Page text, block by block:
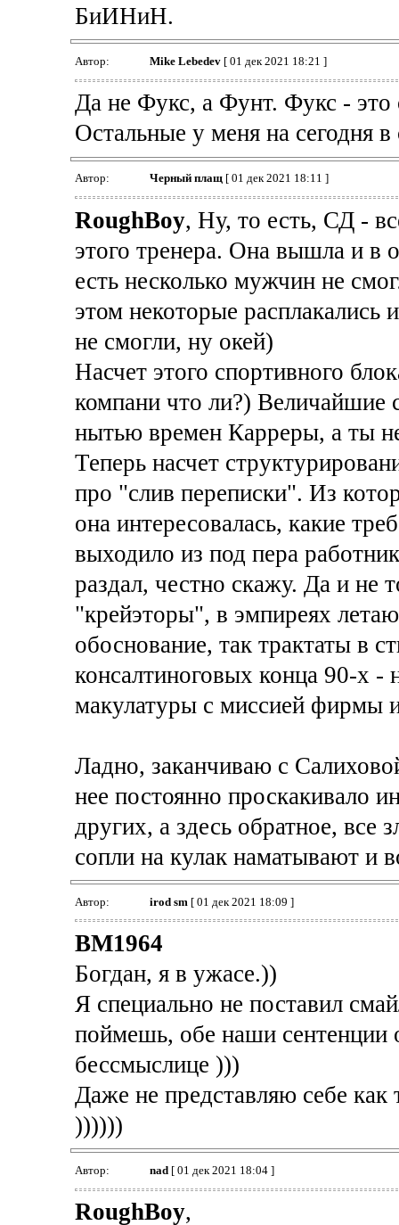
БиИНиН.
Автор: Mike Lebedev[ 01 дек 2021 18:21 ]
Да не Фукс, а Фунт. Фукс - это
Остальные у меня на сегодня
Автор: Черный плащ[ 01 дек 2021 18:11 ]
RoughBoy, Ну, то есть, СД -
этого тренера. Она вышла и в
есть несколько мужчин не
этом некоторые расплакались
не смогли, ну окей)
Насчет этого спортивного
компани что ли?)
нытью времен Карреры, а ты
Теперь насчет
про "слив переписки". Из
она интересовалась, какие
выходило из под пера
раздал, честно скажу. Да и не
"крейэторы", в эмпиреях
обоснование, так трактаты в
консалтиноговых конца 90-х -
макулатуры с миссией фирмы
Ладно, заканчиваю с
нее постоянно проскакивало
других, а здесь обратное, все
сопли на кулак наматывают и
Автор: irod sm [ 01 дек 2021 18:09 ]
BM1964
Богдан, я в ужасе.))
Я специально не поставил
поймешь, обе наши сентенции
бессмыслице )))
Даже не представляю себе
))))))
Автор: nad[ 01 дек 2021 18:04 ]
RoughBoy,